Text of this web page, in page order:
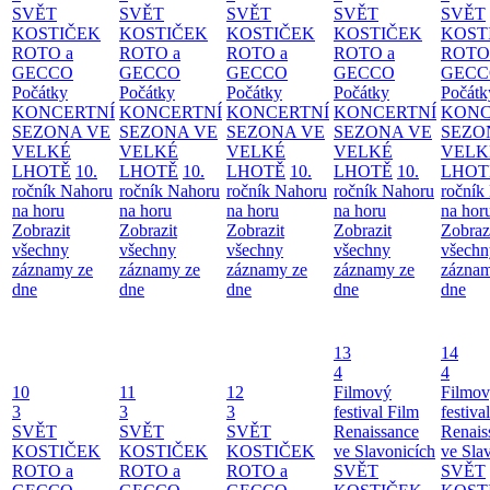
SVĚT
KOSTIČEK
ROTO a
GECCO
Počátky
KONCERTNÍ
SEZONA VE
VELKÉ
LHOTĚ 10.
ročník Nahoru
na horu
Zobrazit
všechny
záznamy ze
dne
SVĚT
KOSTIČEK
ROTO a
GECCO
Počátky
KONCERTNÍ
SEZONA VE
VELKÉ
LHOTĚ 10.
ročník Nahoru
na horu
Zobrazit
všechny
záznamy ze
dne
SVĚT
KOSTIČEK
ROTO a
GECCO
Počátky
KONCERTNÍ
SEZONA VE
VELKÉ
LHOTĚ 10.
ročník Nahoru
na horu
Zobrazit
všechny
záznamy ze
dne
SVĚT
KOSTIČEK
ROTO a
GECCO
Počátky
KONCERTNÍ
SEZONA VE
VELKÉ
LHOTĚ 10.
ročník Nahoru
na horu
Zobrazit
všechny
záznamy ze
dne
SVĚT
ročník
na
dne
10
3
SVĚT
KOSTIČEK
ROTO a
11
3
SVĚT
KOSTIČEK
ROTO a
12
3
SVĚT
KOSTIČEK
ROTO a
13
4
Filmový
festival Film
Renaissance
ve Slavonicích
SVĚT
14
4
ve
SVĚT